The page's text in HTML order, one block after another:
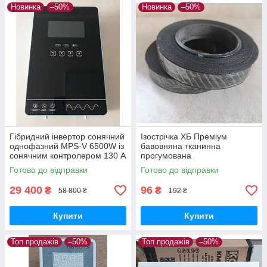
Новинка –50%
Гібридний інвертор сонячний
однофазний MPS-V 6500W із
сонячним контролером 130 A
MPPT 6.5 кВт 48В скляний
сенсорний екран
Готово до відправки
29 400 ₴ 58 800 ₴
Купити
Новинка –50%
Ізострічка ХБ Преміум
бавовняна тканинна
прогумована
Електроізоляційна стрічка
одностороння 18мм
шириною звичайної липкості
ОЗОМ
Готово до відправки
96 ₴ 192 ₴
Купити
Топ продажів –50% Топ продажів –50%